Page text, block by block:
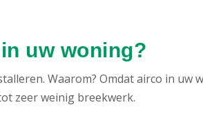
uw woning?
Waarom? Omdat airco in uw
zeer weinig breekwerk.